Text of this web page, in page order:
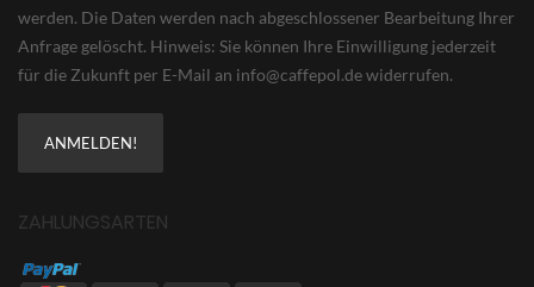
werden. Die Daten werden nach abgeschlossener Bearbeitung Ihrer
Anfrage gelöscht. Hinweis: Sie können Ihre Einwilligung jederzeit
für die Zukunft per E-Mail an info@caffepol.de widerrufen.
ZAHLUNGSARTEN